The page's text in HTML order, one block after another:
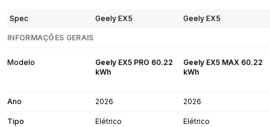
Spec Geely EX5 Geely EX5
INFORMAÇÕES GERAIS
Modelo
Geely EX5 PRO 60.22
kWh
Geely EX5 MAX 60.22
kWh
Ano 2026 2026
Tipo Elétrico Elétrico